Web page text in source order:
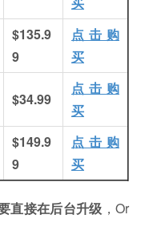
$135.9
9
点击购
买
$34.99
点击购
买
$149.9
9
点击购
买
直接在后台升级 ，Or